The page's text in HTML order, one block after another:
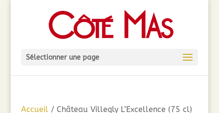
Sélectionner une page
Accueil/ Château Villegly L’Excellence (75 cl)